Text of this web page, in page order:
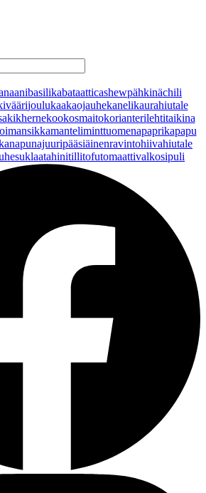
basilikabataatticashewpähkinächili
joulukaakaojauhekanelikaurahiutale
kikhernekookosmaitokorianterilehtitaikina
mansikkamanteliminttuomenapaprikapapu
punajuuripääsiäinenravintohiivahiutale
suklaatahinitillitofutomaattivalkosipuli